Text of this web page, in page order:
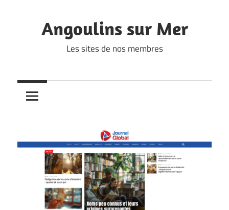
contentAngoulins sur Mer
Les sites de nos membres